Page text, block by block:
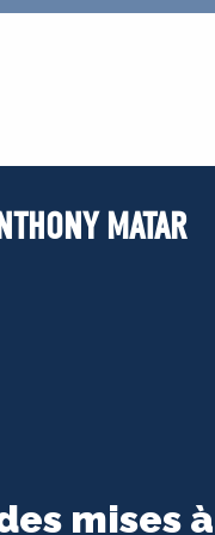
MATAR
mises